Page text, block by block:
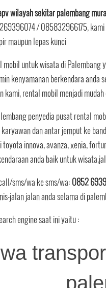
wilayah sekitar palembang
/ 085832966175, kami
maupun lepas kunci
mobil untuk wisata di
kenyamanan berkendara anda
kami, rental mobil menjadi
penyedia pusat rental
dan antar jemput ke
toyota innova, avanza, xenia,
anda baik untuk
sms/wa ke sms/wa: 0852
jalan jalan anda selama di
engine saat ini yaitu :